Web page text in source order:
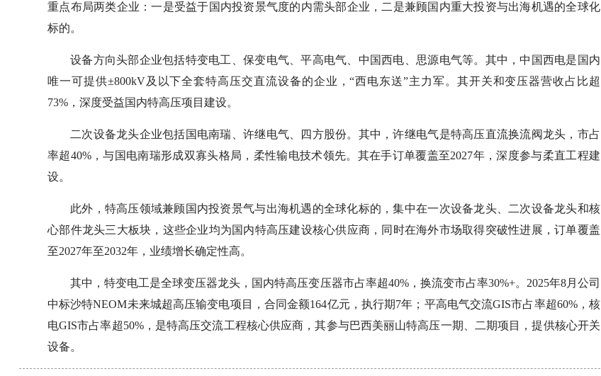
重点布局两类企业：一是受益于国内投资景气度的内需头部企业，二是兼顾国内重大投资与出海机遇的全球化
标的。
设备方向头部企业包括特变电工、保变电气、平高电气、中国西电、思源电气等。其中，中国西电是国内
唯一可提供±800kV及以下全套特高压交直流设备的企业，“西电东送”主力军。其开关和变压器营收占比超
73%，深度受益国内特高压项目建设。
二次设备龙头企业包括国电南瑞、许继电气、四方股份。其中，许继电气是特高压直流换流阀龙头，市占
率超40%，与国电南瑞形成双寡头格局，柔性输电技术领先。其在手订单覆盖至2027年，深度参与柔直工程建
设。
此外，特高压领域兼顾国内投资景气与出海机遇的全球化标的，集中在一次设备龙头、二次设备龙头和核
心部件龙头三大板块，这些企业均为国内特高压建设核心供应商，同时在海外市场取得突破性进展，订单覆盖
至2027年至2032年，业绩增长确定性高。
其中，特变电工是全球变压器龙头，国内特高压变压器市占率超40%，换流变市占率30%+。2025年8月公司
中标沙特NEOM未来城超高压输变电项目，合同金额164亿元，执行期7年；平高电气交流GIS市占率超60%，核
电GIS市占率超50%，是特高压交流工程核心供应商，其参与巴西美丽山特高压一期、二期项目，提供核心开关
设备。